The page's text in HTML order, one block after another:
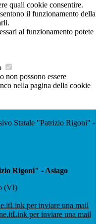
quali cookie consentire.
il funzionamento della
al funzionamento potete
non possono essere
nella pagina della cookie
Statale "Patrizio Rigoni" -
Rigoni" - Asiago
(VI)
Link per inviare una mail
Link per inviare una mail